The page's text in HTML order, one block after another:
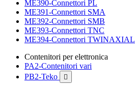
ME390-Connettori PL
ME391-Connettori SMA
ME392-Connettori SMB
ME393-Connettori TNC
ME394-Connettori TWINAXIAL
Contenitori per elettronica
PA2-Contenitori vari
PB2-Teko
